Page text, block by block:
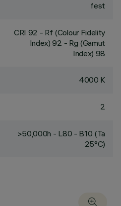
fest
CRI 92 - Rf (Colour Fidelity
Index) 92 - Rg (Gamut
Index) 98
4000 K
2
>50,000h - L80 - B10 (Ta
25°C)